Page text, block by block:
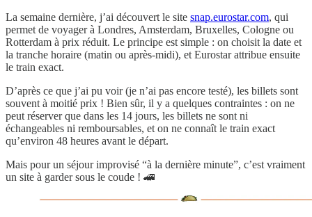
La semaine dernière, j’ai découvert le site snap.eurostar.com, qui
permet de voyager à Londres, Amsterdam, Bruxelles, Cologne ou
Rotterdam à prix réduit. Le principe est simple : on choisit la date et
la tranche horaire (matin ou après-midi), et Eurostar attribue ensuite
le train exact.
D’après ce que j’ai pu voir (je n’ai pas encore testé), les billets sont
souvent à moitié prix ! Bien sûr, il y a quelques contraintes : on ne
peut réserver que dans les 14 jours, les billets ne sont ni
échangeables ni remboursables, et on ne connaît le train exact
qu’environ 48 heures avant le départ.
Mais pour un séjour improvisé “à la dernière minute”, c’est vraiment
un site à garder sous le coude ! 🚄